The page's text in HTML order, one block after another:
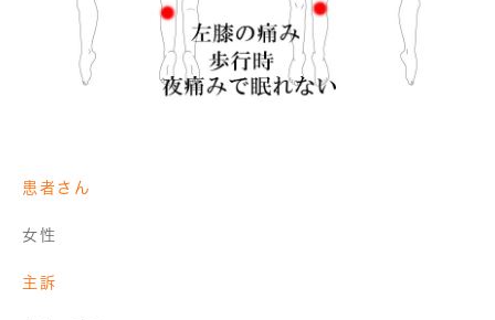
患者さん
女性
主訴